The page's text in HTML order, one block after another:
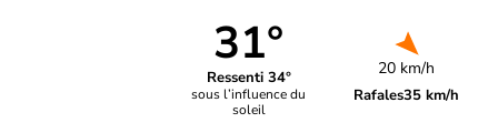
31°
Ressenti 34°
sous l’influence du
soleil
20 km/h
Rafales35 km/h